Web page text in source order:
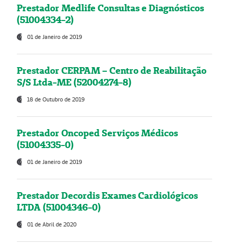
Prestador Medlife Consultas e Diagnósticos
(51004334-2)
01 de Janeiro de 2019
Prestador CERPAM – Centro de Reabilitação
S/S Ltda-ME (52004274-8)
18 de Outubro de 2019
Prestador Oncoped Serviços Médicos
(51004335-0)
01 de Janeiro de 2019
Prestador Decordis Exames Cardiológicos
LTDA (51004346-0)
01 de Abril de 2020